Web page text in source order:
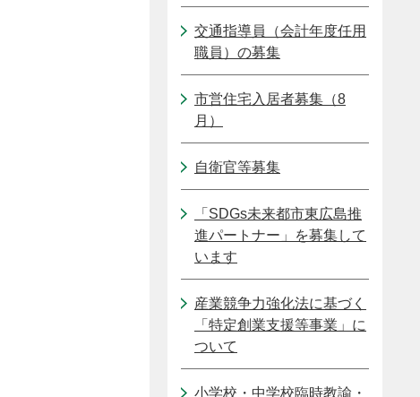
交通指導員（会計年度任用
職員）の募集
市営住宅入居者募集（8
月）
自衛官等募集
「SDGs未来都市東広島推
進パートナー」を募集して
います
産業競争力強化法に基づく
「特定創業支援等事業」に
ついて
小学校・中学校臨時教諭・